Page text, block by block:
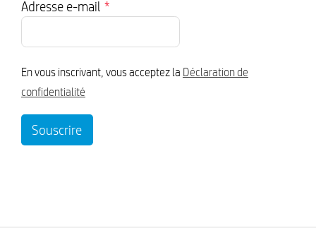
Adresse e-mail *
En vous inscrivant, vous acceptez la Déclaration de
confidentialité